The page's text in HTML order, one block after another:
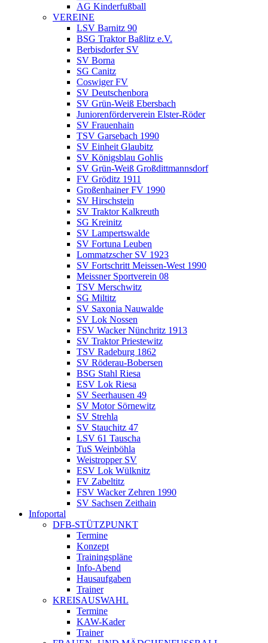
AG Kinderfußball
VEREINE
LSV Barnitz 90
BSG Traktor Baßlitz e.V.
Berbisdorfer SV
SV Borna
SG Canitz
Coswiger FV
SV Deutschenbora
SV Grün-Weiß Ebersbach
Juniorenförderverein Elster-Röder
SV Frauenhain
TSV Garsebach 1990
SV Einheit Glaubitz
SV Königsblau Gohlis
SV Grün-Weiß Großdittmannsdorf
FV Gröditz 1911
Großenhainer FV 1990
SV Hirschstein
SV Traktor Kalkreuth
SG Kreinitz
SV Lampertswalde
SV Fortuna Leuben
Lommatzscher SV 1923
SV Fortschritt Meissen-West 1990
Meissner Sportverein 08
TSV Merschwitz
SG Miltitz
SV Saxonia Nauwalde
SV Lok Nossen
FSV Wacker Nünchritz 1913
SV Traktor Priestewitz
TSV Radeburg 1862
SV Röderau-Bobersen
BSG Stahl Riesa
ESV Lok Riesa
SV Seerhausen 49
SV Motor Sörnewitz
SV Strehla
SV Stauchitz 47
LSV 61 Tauscha
TuS Weinböhla
Weistropper SV
ESV Lok Wülknitz
FV Zabeltitz
FSV Wacker Zehren 1990
SV Sachsen Zeithain
Infoportal
DFB-STÜTZPUNKT
Termine
Konzept
Trainingspläne
Info-Abend
Hausaufgaben
Trainer
KREISAUSWAHL
Termine
KAW-Kader
Trainer